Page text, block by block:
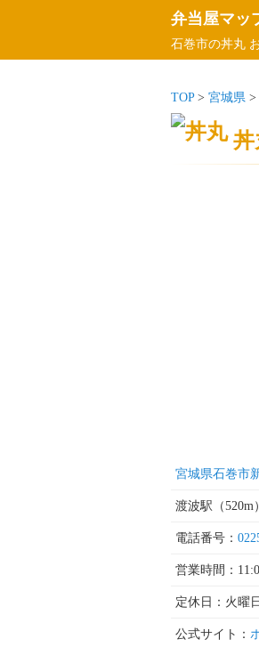
弁当屋マッ
石巻市の丼丸
TOP> 宮城県 >
丼
宮城県石巻市
渡波駅（520m
電話番号：
営業時間：
定休日：火曜日
公式サイト：